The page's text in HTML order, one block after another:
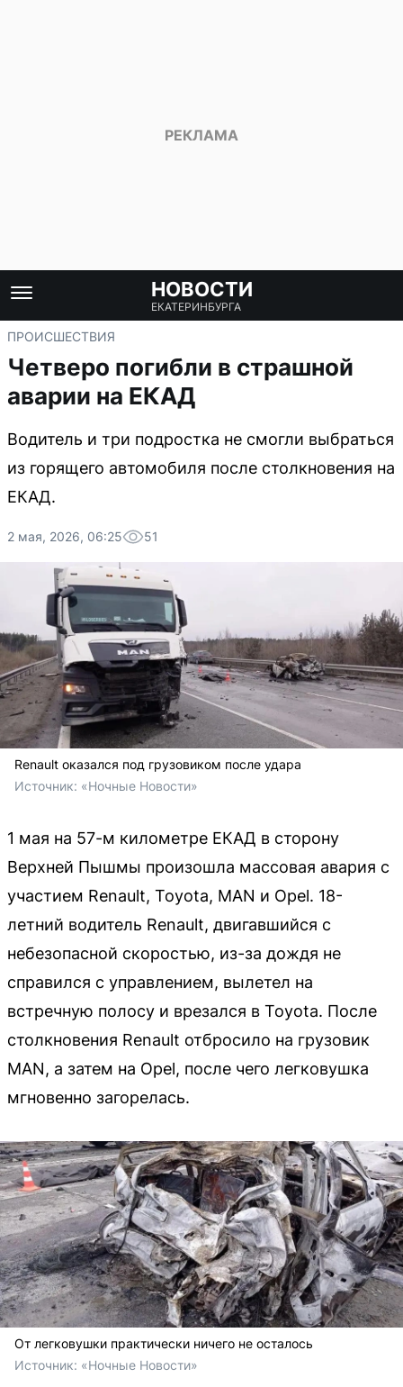
НОВОСТИ
ЕКАТЕРИНБУРГА
ПРОИСШЕСТВИЯ
Четверо погибли в страшной
аварии на ЕКАД
Водитель и три подростка не смогли выбраться
из горящего автомобиля после столкновения на
ЕКАД.
2 мая, 2026, 06:25 51
Renault оказался под грузовиком после удара
Источник: «Ночные Новости»
1 мая на 57-м километре ЕКАД в сторону
Верхней Пышмы произошла массовая авария с
участием Renault, Toyota, MAN и Opel. 18-
летний водитель Renault, двигавшийся с
небезопасной скоростью, из-за дождя не
справился с управлением, вылетел на
встречную полосу и врезался в Toyota. После
столкновения Renault отбросило на грузовик
MAN, а затем на Opel, после чего легковушка
мгновенно загорелась.
От легковушки практически ничего не осталось
Источник: «Ночные Новости»